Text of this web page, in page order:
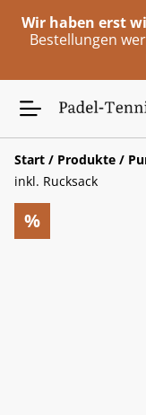
Wir haben erst
Bestellungen
Start / Produkte /
inkl. Rucksack
%